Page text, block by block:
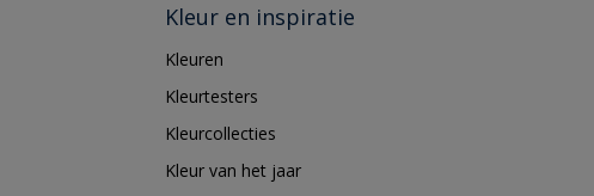
Kleur en inspiratie
Kleuren
Kleurtesters
Kleurcollecties
Kleur van het jaar